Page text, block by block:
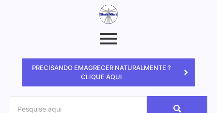
PRECISANDO EMAGRECER NATURALMENTE ?
CLIQUE AQUI